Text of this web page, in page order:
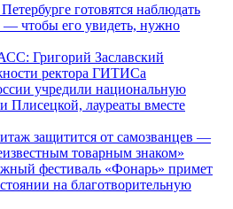
готовятся наблюдать
— чтобы его увидеть, нужно
Григорий Заславский
ректора ГИТИСа
учредили национальную
лауреаты вместе
защитится от самозванцев —
товарным знаком»
фестиваль «Фонарь» примет
на благотворительную